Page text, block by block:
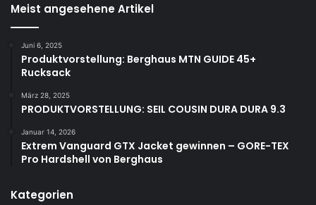
Meist angesehene Artikel
Juni 6, 2025
Produktvorstellung: Berghaus MTN GUIDE 45+
Rucksack
März 28, 2025
PRODUKTVORSTELLUNG: SEIL COUSIN DURA DURA 9.3
Januar 14, 2026
Extrem Vanguard GTX Jacket gewinnen – GORE-TEX
Pro Hardshell von Berghaus
Kategorien